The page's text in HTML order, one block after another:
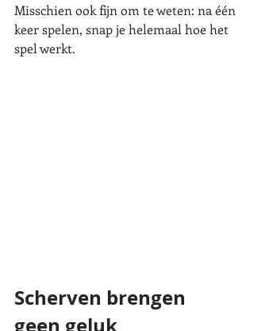
Misschien ook fijn om te weten: na één
keer spelen, snap je helemaal hoe het
spel werkt.
Scherven brengen
geen geluk